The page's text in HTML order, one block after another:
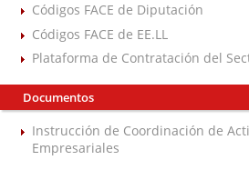
Códigos FACE de Diputación
Códigos FACE de EE.LL
Plataforma de Contratación del
Documentos
Instrucción de Coordinación de
Empresariales